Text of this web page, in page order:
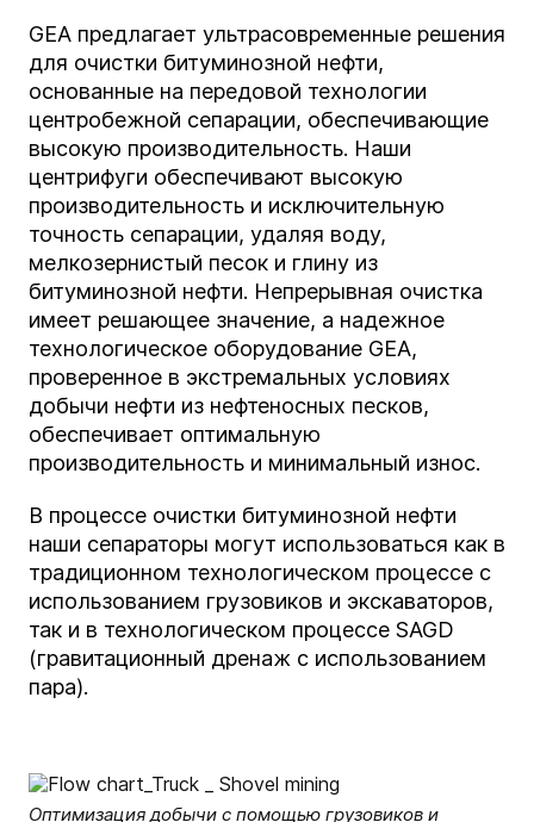
GEA предлагает ультрасовременные решения
для очистки битуминозной нефти,
основанные на передовой технологии
центробежной сепарации, обеспечивающие
высокую производительность. Наши
центрифуги обеспечивают высокую
производительность и исключительную
точность сепарации, удаляя воду,
мелкозернистый песок и глину из
битуминозной нефти. Непрерывная очистка
имеет решающее значение, а надежное
технологическое оборудование GEA,
проверенное в экстремальных условиях
добычи нефти из нефтеносных песков,
обеспечивает оптимальную
производительность и минимальный износ.
В процессе очистки битуминозной нефти
наши сепараторы могут использоваться как в
традиционном технологическом процессе с
использованием грузовиков и экскаваторов,
так и в технологическом процессе SAGD
(гравитационный дренаж с использованием
пара).
Оптимизация добычи с помощью грузовиков и